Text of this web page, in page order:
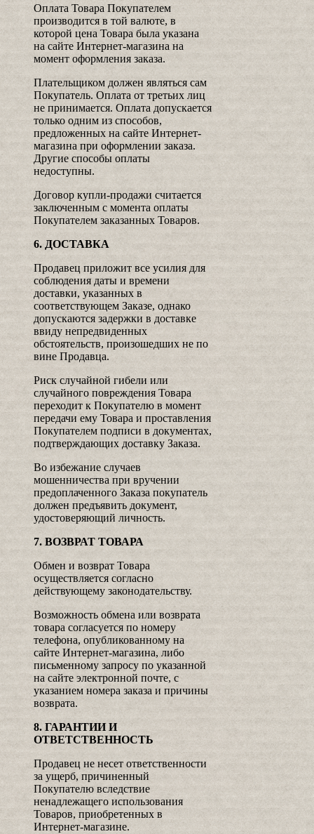
Оплата Товара Покупателем
производится в той валюте, в
которой цена Товара была указана
на сайте Интернет-магазина на
момент оформления заказа.
Плательщиком должен являться сам
Покупатель. Оплата от третьих лиц
не принимается. Оплата допускается
только одним из способов,
предложенных на сайте Интернет-
магазина при оформлении заказа.
Другие способы оплаты
недоступны.
Договор купли-продажи считается
заключенным с момента оплаты
Покупателем заказанных Товаров.
6. ДОСТАВКА
Продавец приложит все усилия для
соблюдения даты и времени
доставки, указанных в
соответствующем Заказе, однако
допускаются задержки в доставке
ввиду непредвиденных
обстоятельств, произошедших не по
вине Продавца.
Риск случайной гибели или
случайного повреждения Товара
переходит к Покупателю в момент
передачи ему Товара и проставления
Покупателем подписи в документах,
подтверждающих доставку Заказа.
Во избежание случаев
мошенничества при вручении
предоплаченного Заказа покупатель
должен предъявить документ,
удостоверяющий личность.
7. ВОЗВРАТ ТОВАРА
Обмен и возврат Товара
осуществляется согласно
действующему законодательству.
Возможность обмена или возврата
товара согласуется по номеру
телефона, опубликованному на
сайте Интернет-магазина, либо
письменному запросу по указанной
на сайте электронной почте, с
указанием номера заказа и причины
возврата.
8. ГАРАНТИИ И
ОТВЕТСТВЕННОСТЬ
Продавец не несет ответственности
за ущерб, причиненный
Покупателю вследствие
ненадлежащего использования
Товаров, приобретенных в
Интернет-магазине.